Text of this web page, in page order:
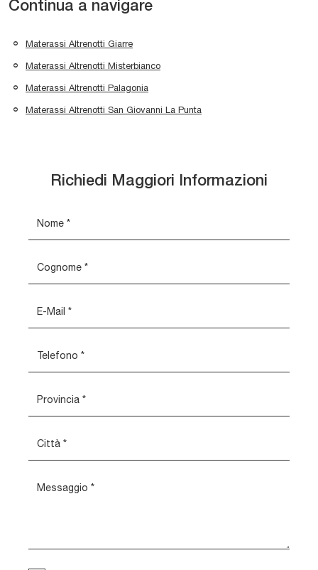
Continua a navigare
Materassi Altrenotti Giarre
Materassi Altrenotti Misterbianco
Materassi Altrenotti Palagonia
Materassi Altrenotti San Giovanni La Punta
Richiedi Maggiori Informazioni